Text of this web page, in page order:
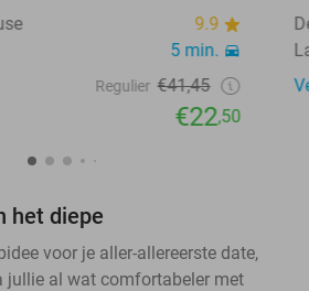
9.9
5 min.
Regulier €41,45
€22,50
het diepe
voor je aller-allereerste date,
jullie al wat comfortabeler met